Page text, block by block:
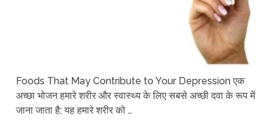
Foods That May Contribute to Your Depression एक
अच्छा भोजन हमारे शरीर और स्वास्थ्य के लिए सबसे अच्छी दवा के रूप में
जाना जाता है; यह हमारे शरीर को …